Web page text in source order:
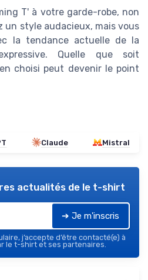
T' à votre garde-robe, non
un style audacieux, mais vous
la tendance actuelle de la
Quelle que soit
choisi peut devenir le point
Claude Mistral
actualités de le t-shirt
➔ Je m'inscris
j’accepte d’être contacté(e) à
le t-shirt et ses partenaires.